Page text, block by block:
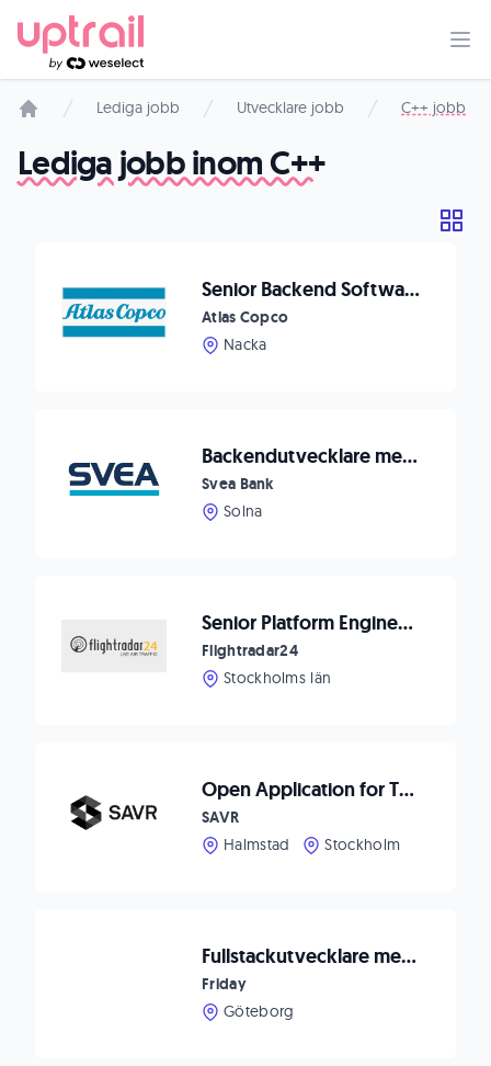
Lediga jobb Utvecklare jobb C++ jobb
Lediga jobb inom C++
Senior Backend Software Developer Data Collection
Atlas Copco
Nacka
Backendutvecklare med frontenderfarenhet till Svea Bank
Svea Bank
Solna
Senior Platform Engineer (Backend + Data Engineering)
Flightradar24
Stockholms län
Open Application for Talented Software Engineers
SAVR
Halmstad
Stockholm
Fullstackutvecklare med backend-fokus till IT-bolag
Friday
Göteborg